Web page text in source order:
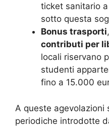
ticket sanitario a
sotto questa
Bonus trasporti,
contributi per
locali riservano
studenti
fino a 15.000
A queste agevolazioni
periodiche introdotte